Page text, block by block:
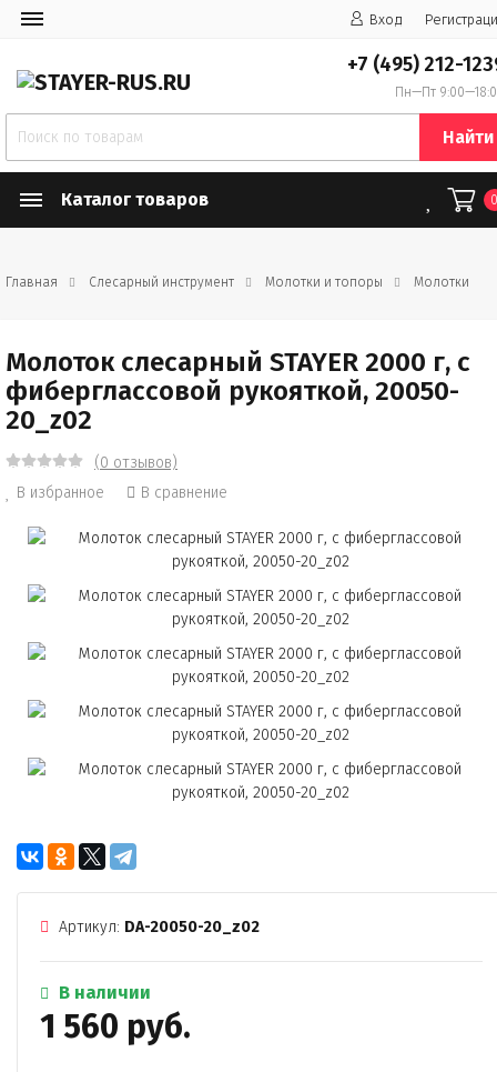
Вход
+7 (495) 212-
Пн—Пт
Найти
Каталог товаров
Главная Слесарный инструмент Молотки и топоры Молотки
Молоток слесарный STAYER 2000 г, с
фиберглассовой рукояткой, 20050-
20_z02
(0 отзывов)
В избранное
В сравнение
Артикул: DA-20050-20_z02
В наличии
1 560 руб.